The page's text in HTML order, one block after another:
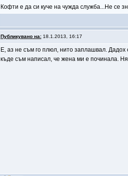
Кофти е да си куче на чужда служба...Не се
Публикувано на:18.1.2013, 16:17
Е, аз не съм го плюл, нито заплашвал.
къде съм написал, че жена ми е починала.